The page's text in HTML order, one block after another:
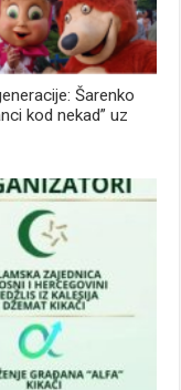
Šarenko
kod nekad” uz